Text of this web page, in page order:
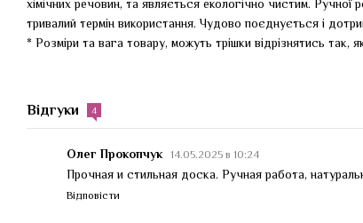
хімічних речовин, та являється екологічно чистим.
тривалий термін використання. Чудово поєднується і
* Розміри та вага товару, можуть трішки відрізнятись так,
Відгуки 4
Олег Прокопчук 14.05.2025 в 10:24
Прочная и стильная доска. Ручная работа,
Відповісти